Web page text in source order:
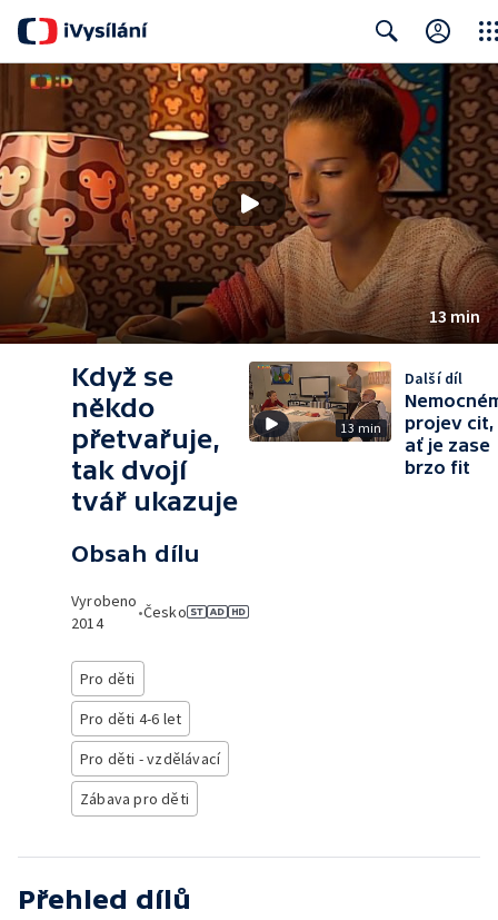
Search
13 min
Když se
někdo
přetvařuje,
tak dvojí
tvář ukazuje
Obsah dílu
Vyrobeno
2014
•Česko
Pro děti
Pro děti 4-6 let
Pro děti - vzdělávací
Zábava pro děti
13 min
Další díl
projev cit,
ať je zase
brzo fit
Přehled dílů